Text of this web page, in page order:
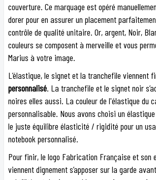
couverture. Ce marquage est opéré
dorer pour en assurer un placement
contrôle de qualité unitaire. Or, argent, Noir,
couleurs se composent à merveille et vous
Marius à votre image.
L’élastique, le signet et la tranchefile viennent
personnalisé. La tranchefile et le signet noir
noires elles aussi. La couleur de l'élastique du
personnalisable. Nous avons choisi un
le juste équilibre élasticité / rigidité pour un
notebook personnalisé.
Pour finir, le logo Fabrication Française et son
viennent dignement s’apposer sur la garde